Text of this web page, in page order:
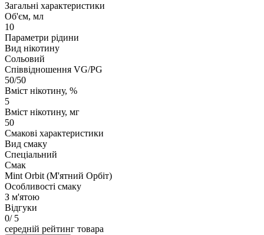
Загальні характеристики
Об'єм, мл
10
Параметри рідини
Вид нікотину
Сольовий
Співвідношення VG/PG
50/50
Вміст нікотину, %
5
Вміст нікотину, мг
50
Смакові характеристики
Вид смаку
Спеціальний
Смак
Mint Orbit (М'ятний Орбіт)
Особливості смаку
З м'ятою
Відгуки
0/ 5
середній рейтинг товара